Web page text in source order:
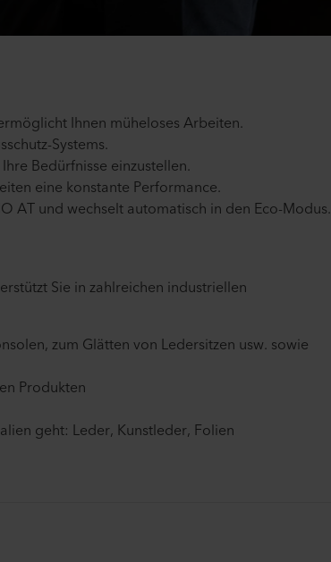
Ihnen müheloses Arbeiten.
Systems.
Bedürfnisse einzustellen.
eine konstante Performance.
AT und wechselt automatisch in den Eco-Modus.
Sie in zahlreichen industriellen
zum Glätten von Ledersitzen usw. sowie
Produkten
geht: Leder, Kunstleder, Folien